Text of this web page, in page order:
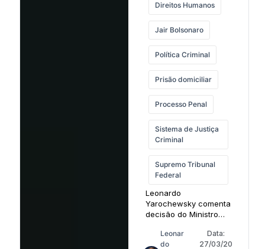
Direitos Humanos
Jair Bolsonaro
Política Criminal
Prisão domiciliar
Processo Penal
Sistema de Justiça
Criminal
Supremo Tribunal
Federal
Leonardo
Yarochewsky comenta
decisão do Ministro
Leonar
do
Data:
27/03/20